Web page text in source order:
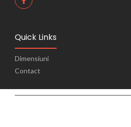
Quick Links
Dimensiuni
Contact